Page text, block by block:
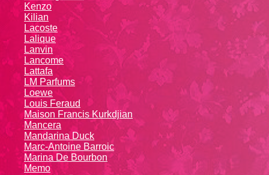
Kenzo
Kiliаn
Lacoste
Lalique
Lanvin
Lanсоmе
Lattafa
LM Parfums
Loewe
Louis Feraud
Maison Francis Kurkdjian
Mancera
Mandarina Duck
Marc-Antoine Barroic
Marina De Bourbon
Memo